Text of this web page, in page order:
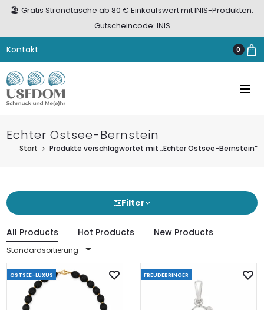
🏖️ Gratis Strandtasche ab 80 € Einkaufswert mit INIS-Produkten.
Gutscheincode: INIS
Kontakt 0
Echter Ostsee-Bernstein
Start Produkte verschlagwortet mit „Echter Ostsee-Bernstein“
Filter
All Products Hot Products New Products
Standardsortierung
OSTSEE-LUXUS FREUDEBRINGER